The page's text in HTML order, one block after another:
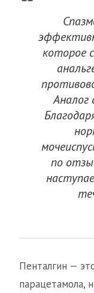
которое
Аналог
по
Пенталгин —
парацетамола,